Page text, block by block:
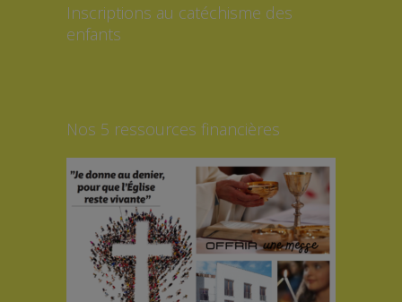
Inscriptions au catéchisme des
enfants
Nos 5 ressources financières